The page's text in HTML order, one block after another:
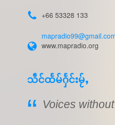
+66 53328 133
www.mapradio.org
သဵင်ထႅမ်ႁႅင်းမႂ်ႇ
Voices